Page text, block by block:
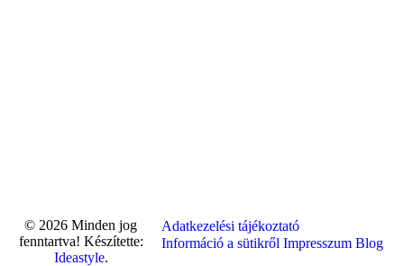
© 2026 Minden jog
fenntartva! Készítette:
Ideastyle.
Adatkezelési tájékoztató
Információ a sütikről Impresszum Blog